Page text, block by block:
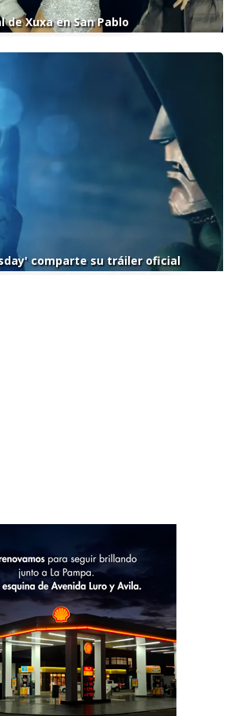
Xuxa en San Pablo
comparte su tráiler oficial